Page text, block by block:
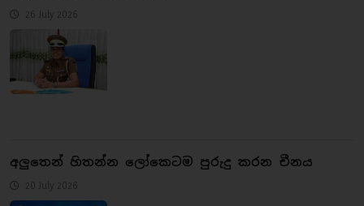
26 July 2026
අලුතෙන් හිතන්න ලෝකෙටම පුරුදු කරන චීනය
20 July 2026